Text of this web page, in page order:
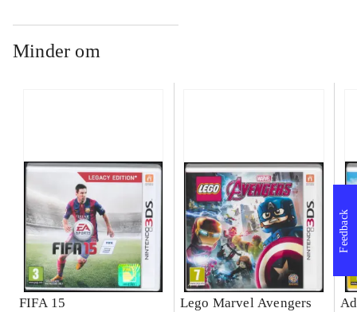
Minder om
FIFA 15 Lego Marvel Avengers
Feedback